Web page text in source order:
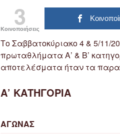
3
Κοινοποιήσεις
Το Σαββατοκύριακο 4 & 5/11/
πρωταθλήματα Α’ & Β’
αποτελέσματα ήταν τα
Α’ ΚΑΤΗΓΟΡΙΑ
ΑΓΩΝΑΣ